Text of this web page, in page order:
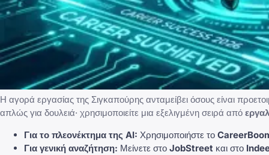
Η αγορά εργασίας της Σιγκαπούρης ανταμείβει όσους είναι
απλώς για δουλειά· χρησιμοποιείτε μια εξελιγμένη σειρά από
Για το πλεονέκτημα της AI: Χρησιμοποιήστε το
Για γενική αναζήτηση: Μείνετε στο JobStreet και στο